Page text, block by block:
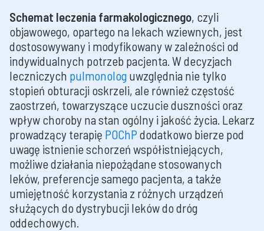
Schemat leczenia farmakologicznego, czyli
objawowego, opartego na lekach wziewnych, jest
dostosowywany i modyfikowany w zależności od
indywidualnych potrzeb pacjenta. W decyzjach
leczniczych pulmonolog uwzględnia nie tylko
stopień obturacji oskrzeli, ale również częstość
zaostrzeń, towarzyszące uczucie duszności oraz
wpływ choroby na stan ogólny i jakość życia. Lekarz
prowadzący terapię POChPdodatkowo bierze pod
uwagę istnienie schorzeń współistniejących,
możliwe działania niepożądane stosowanych
leków, preferencje samego pacjenta, a także
umiejętność korzystania z różnych urządzeń
służących do dystrybucji leków do dróg
oddechowych.